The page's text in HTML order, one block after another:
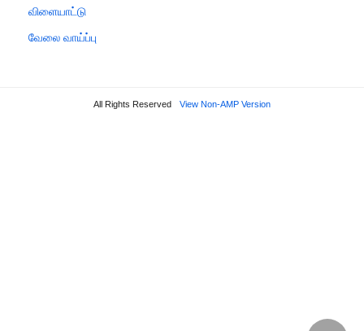
விளையாட்டு
வேலை வாய்ப்பு
All Rights Reserved View Non-AMP Version